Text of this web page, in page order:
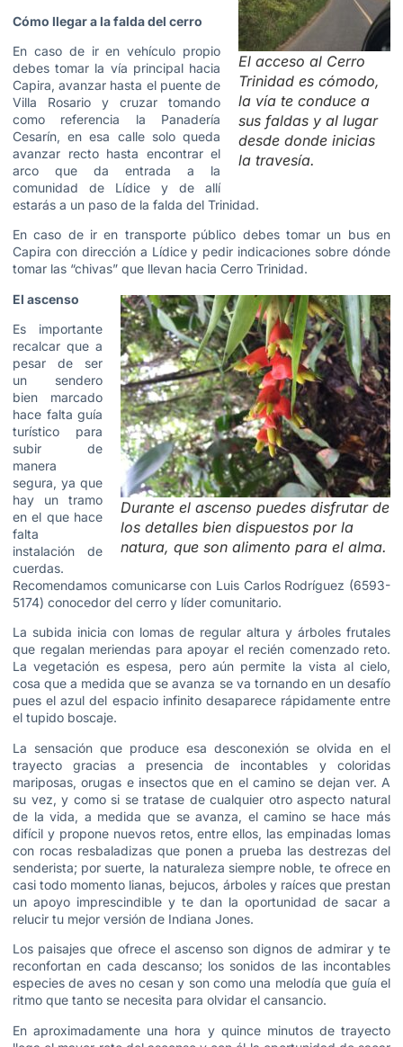
El acceso al Cerro
Trinidad es cómodo,
la vía te conduce a
sus faldas y al lugar
desde donde inicias
la travesía.
Cómo llegar a la falda del cerro
En caso de ir en vehículo propio
debes tomar la vía principal hacia
Capira, avanzar hasta el puente de
Villa Rosario y cruzar tomando
como referencia la Panadería
Cesarín, en esa calle solo queda
avanzar recto hasta encontrar el
arco que da entrada a la
comunidad de Lídice y de allí
estarás a un paso de la falda del Trinidad.
En caso de ir en transporte público debes tomar un bus en
Capira con dirección a Lídice y pedir indicaciones sobre dónde
tomar las “chivas” que llevan hacia Cerro Trinidad.
Durante el ascenso puedes disfrutar de
los detalles bien dispuestos por la
natura, que son alimento para el alma.
El ascenso
Es importante
recalcar que a
pesar de ser
un sendero
bien marcado
hace falta guía
turístico para
subir de
manera
segura, ya que
hay un tramo
en el que hace
falta
instalación de
cuerdas.
Recomendamos comunicarse con Luis Carlos Rodríguez (6593-
5174) conocedor del cerro y líder comunitario.
La subida inicia con lomas de regular altura y árboles frutales
que regalan meriendas para apoyar el recién comenzado reto.
La vegetación es espesa, pero aún permite la vista al cielo,
cosa que a medida que se avanza se va tornando en un desafío
pues el azul del espacio infinito desaparece rápidamente entre
el tupido boscaje.
La sensación que produce esa desconexión se olvida en el
trayecto gracias a presencia de incontables y coloridas
mariposas, orugas e insectos que en el camino se dejan ver. A
su vez, y como si se tratase de cualquier otro aspecto natural
de la vida, a medida que se avanza, el camino se hace más
difícil y propone nuevos retos, entre ellos, las empinadas lomas
con rocas resbaladizas que ponen a prueba las destrezas del
senderista; por suerte, la naturaleza siempre noble, te ofrece en
casi todo momento lianas, bejucos, árboles y raíces que prestan
un apoyo imprescindible y te dan la oportunidad de sacar a
relucir tu mejor versión de Indiana Jones.
Los paisajes que ofrece el ascenso son dignos de admirar y te
reconfortan en cada descanso; los sonidos de las incontables
especies de aves no cesan y son como una melodía que guía el
ritmo que tanto se necesita para olvidar el cansancio.
En aproximadamente una hora y quince minutos de trayecto